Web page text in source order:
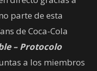
parte de esta
de Coca-Cola
– Protocolo
a los miembros